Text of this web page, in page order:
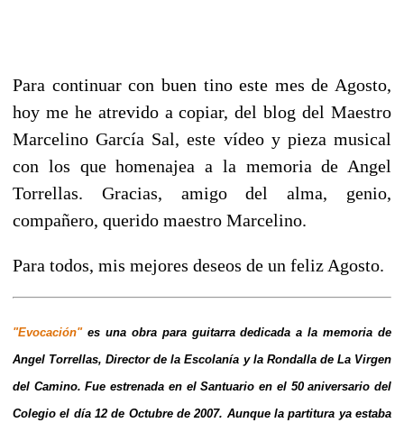
Para continuar con buen tino este mes de Agosto,
hoy me he atrevido a copiar, del blog del Maestro
Marcelino García Sal, este vídeo y pieza musical
con los que homenajea a la memoria de Angel
Torrellas. Gracias, amigo del alma, genio,
compañero, querido maestro Marcelino.
Para todos, mis mejores deseos de un feliz Agosto.
"Evocación"es una obra para guitarra dedicada a la memoria de
Angel Torrellas, Director de la Escolanía y la Rondalla de La Virgen
del Camino. Fue estrenada en el Santuario en el 50 aniversario del
Colegio el día 12 de Octubre de 2007. Aunque la partitura ya estaba